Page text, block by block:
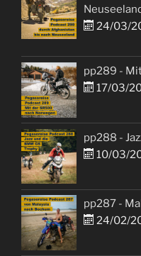
24/03/
pp289 -
17/03/
pp288 -
10/03/
pp287 -
24/02/